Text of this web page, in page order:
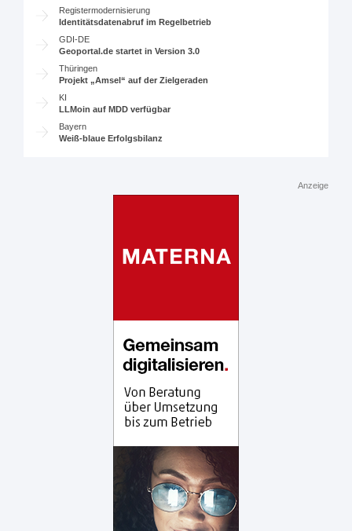
Registermodernisierung
Identitätsdatenabruf im Regelbetrieb
GDI-DE
Geoportal.de startet in Version 3.0
Thüringen
Projekt „Amsel“ auf der Zielgeraden
KI
LLMoin auf MDD verfügbar
Bayern
Weiß-blaue Erfolgsbilanz
Anzeige